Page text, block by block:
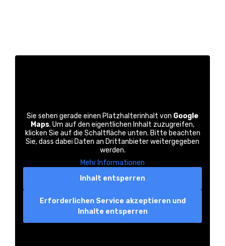
Sie sehen gerade einen Platzhalterinhalt von Google
Maps. Um auf den eigentlichen Inhalt zuzugreifen,
klicken Sie auf die Schaltfläche unten. Bitte beachten
Sie, dass dabei Daten an Drittanbieter weitergegeben
werden.
Mehr Informationen
Inhalt entsperren
Erforderlichen Service akzeptieren und
Inhalte entsperren